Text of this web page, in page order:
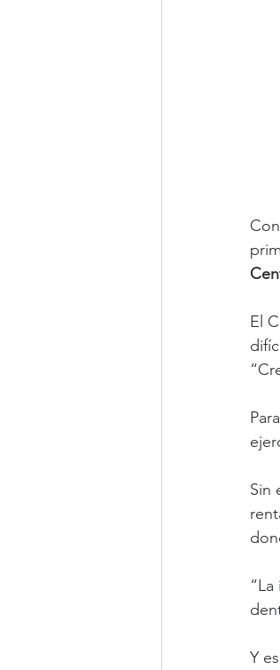
El
Sin
Y